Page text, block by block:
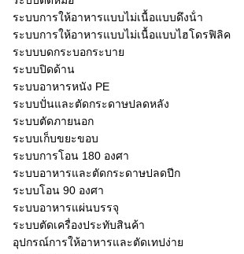
ระบบการให้อาหารแบบไม่เนื้อแบบดึงน้ํา
ระบบการให้อาหารแบบไม่เนื้อแบบไฮโดรฟิลิค
ระบบบดกระบอกระบาย
ระบบปิดด้าน
ระบบอาหารหนัง PE
ระบบปั่นและตัดกระดาษปลดหลัง
ระบบตัดภายนอก
ระบบเก็บขยะขอบ
ระบบการโอน 180 องศา
ระบบอาหารและตัดกระดาษปลดปีก
ระบบโอน 90 องศา
ระบบอาหารแผ่นบรรจุ
ระบบตัดเครื่องประทับสินค้า
อุปกรณ์การให้อาหารและตัดเทปง่าย